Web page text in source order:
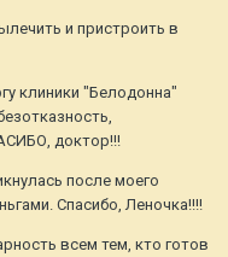
и пристроить в
клиники "Белодонна"
доктор!!!
после моего
Спасибо, Леночка!!!!
всем тем, кто готов